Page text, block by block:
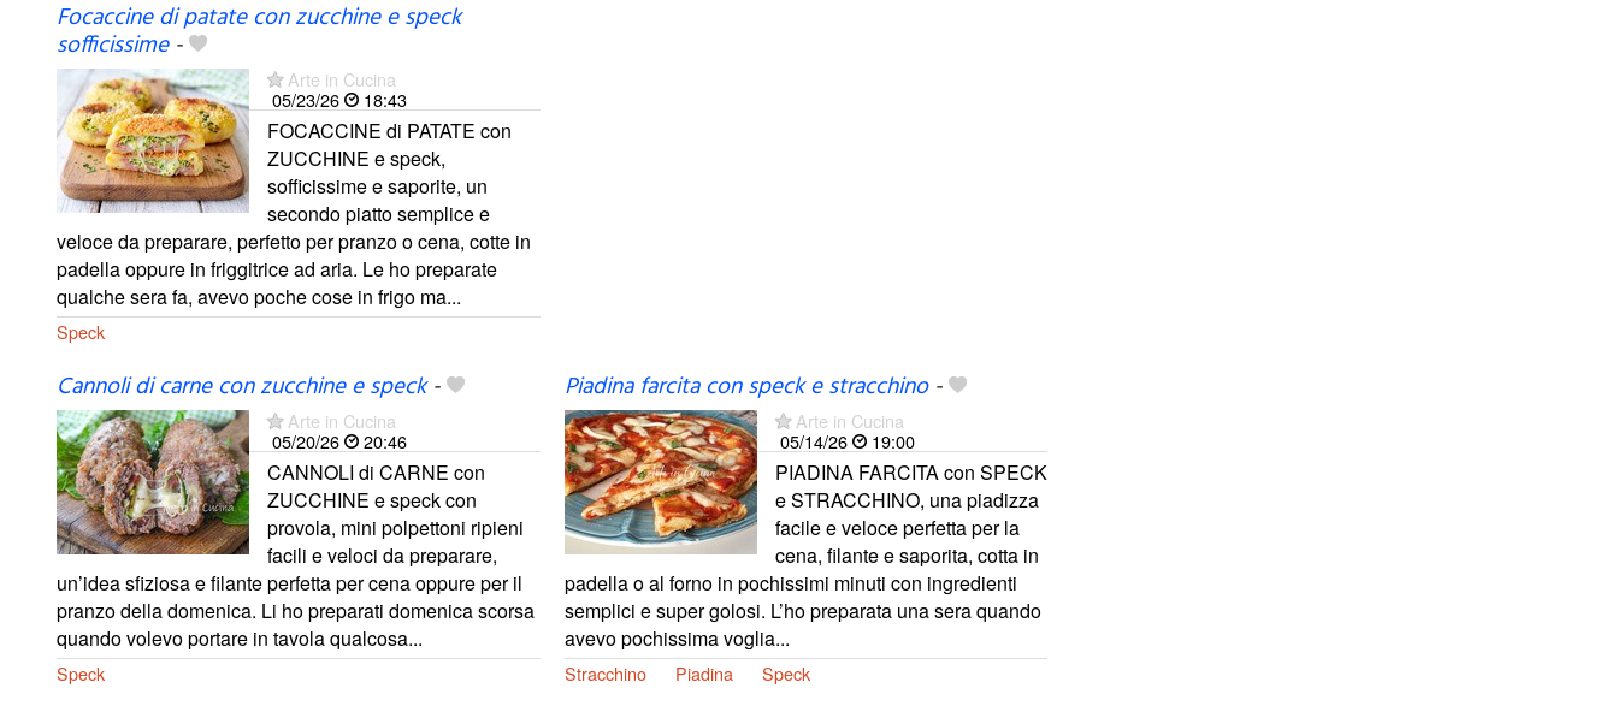
Focaccine di patate con zucchine e speck
sofficissime-
Arte in Cucina
05/23/26
18:43
FOCACCINE di PATATE con
ZUCCHINE e speck,
sofficissime e saporite, un
secondo piatto semplice e
veloce da preparare, perfetto per pranzo o cena, cotte in
padella oppure in friggitrice ad aria. Le ho preparate
qualche sera fa, avevo poche cose in frigo ma...
Speck
Cannoli di carne con zucchine e speck-
Arte in Cucina
05/20/26
20:46
CANNOLI di CARNE con
ZUCCHINE e speck con
provola, mini polpettoni ripieni
facili e veloci da preparare,
un’idea sfiziosa e filante perfetta per cena oppure per il
pranzo della domenica. Li ho preparati domenica scorsa
quando volevo portare in tavola qualcosa...
Speck
Piadina farcita con speck e stracchino-
Arte in Cucina
05/14/26
19:00
PIADINA FARCITA con SPECK
e STRACCHINO, una piadizza
facile e veloce perfetta per la
cena, filante e saporita, cotta in
padella o al forno in pochissimi minuti con ingredienti
semplici e super golosi. L’ho preparata una sera quando
avevo pochissima voglia...
Stracchino Piadina Speck